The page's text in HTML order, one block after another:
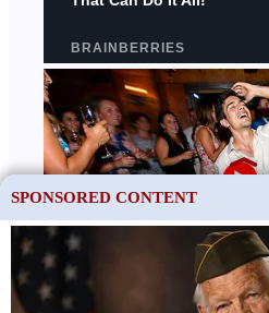
SPONSORED CONTENT